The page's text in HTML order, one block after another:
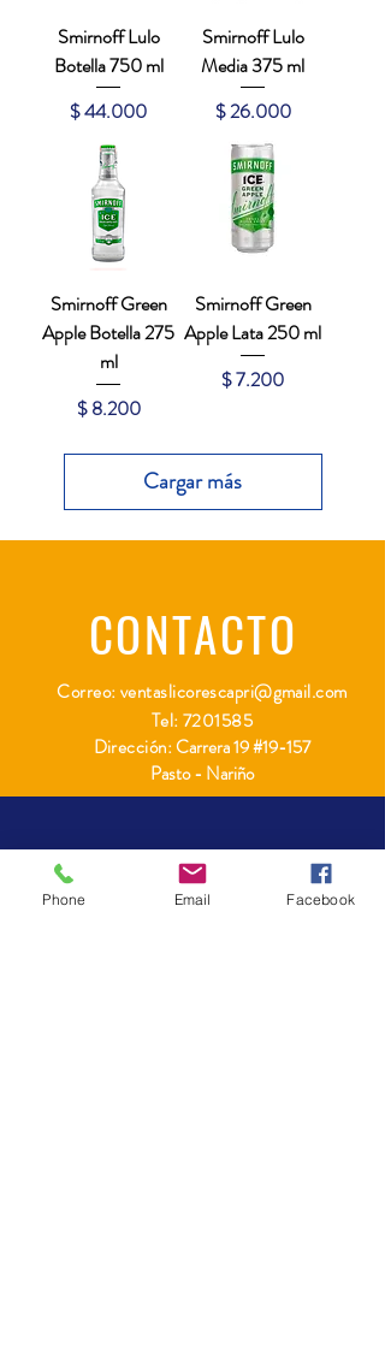
Smirnoff Lulo
Botella 750 ml
Precio
$ 44.000
Smirnoff Lulo
Media 375 ml
Precio
$ 26.000
Smirnoff Green
Apple Botella 275
ml
Precio
$ 8.200
Smirnoff Green
Apple Lata 250 ml
Precio
$ 7.200
Cargar más
CONTACTO
Correo:ventaslicorescapri@gmail.com
Tel:7201585
Dirección:Carrera 19 #19-157
Pasto - Nariño
SUSCRÍBETE
Phone Email Facebook